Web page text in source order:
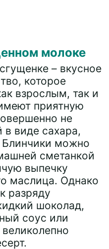
молоке
– вкусное
которое
взрослым, так и
приятную
не
в виде сахара,
можно
сметанкой
выпечку
маслица. Однако
разряду
шоколад,
соус или